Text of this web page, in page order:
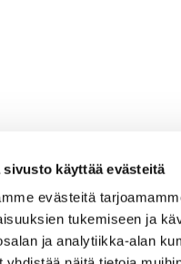
sivusto käyttää evästeitä
evästeitä
tukemiseen ja
ja analytiikka-alan